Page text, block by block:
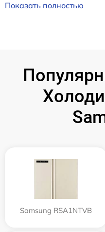
Показать полностью
Samsung RSA1NTVB